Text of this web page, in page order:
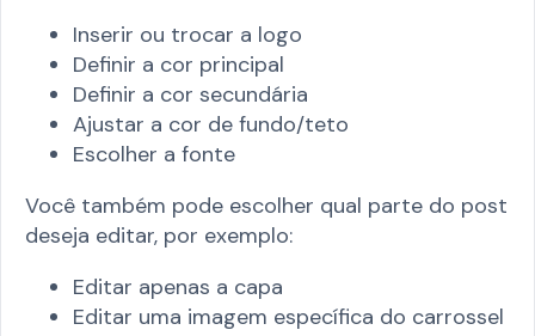
Inserir ou trocar a logo
Definir a cor principal
Definir a cor secundária
Ajustar a cor de fundo/teto
Escolher a fonte
Você também pode escolher qual parte do post
deseja editar, por exemplo:
Editar apenas a capa
Editar uma imagem específica do carrossel